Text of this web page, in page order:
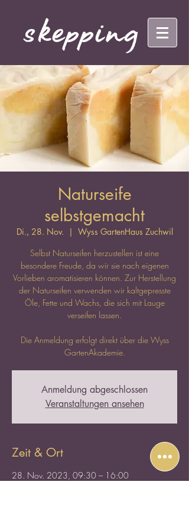
Naturseife
selbstgemacht
Di., 28. Nov.
  |
Wyss GartenHaus Zuchwil
Selbst Naturseifen herzustellen ist eine
besondere Freude, da wir sie nach eigenen
Vorlieben aromatisieren können. Zur Herstellung
der Naturseifen verwenden wir kaltgepresste
Öle, Fette und Wachs, die sich mit Lauge
verseifen lassen.
Die Anmeldung erfolgt direkt über die Wyss
GartenAkademie.
Anmeldung abgeschlossen
Veranstaltungen ansehen
Zeit & Ort
28. Nov. 2023, 09:30 – 16:00